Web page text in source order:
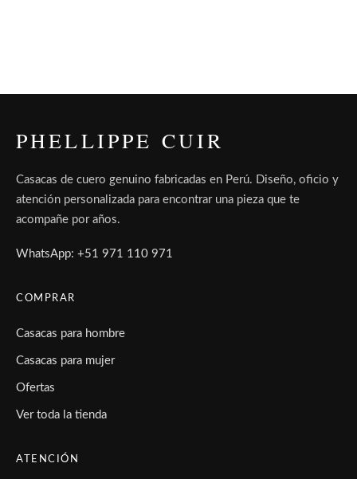
PHELLIPPE CUIR
Casacas de cuero genuino fabricadas en Perú. Diseño, oficio y
atención personalizada para encontrar una pieza que te
acompañe por años.
WhatsApp: +51 971 110 971
COMPRAR
Casacas para hombre
Casacas para mujer
Ofertas
Ver toda la tienda
ATENCIÓN